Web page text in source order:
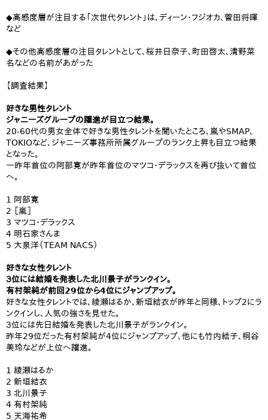
◆高感度層が注目する「次世代タレント」は、ディーン・フジオカ、菅田将暉
など
◆その他高感度層の注目タレントとして、桜井日奈子、町田啓太、清野菜
名などの名前があがった
【調査結果】
好きな男性タレント
ジャニーズグループの躍進が目立つ結果。
20-60代の男女全体で好きな男性タレントを聞いたところ、嵐やSMAP、
TOKIOなど、ジャニーズ事務所所属グループのランク上昇も目立つ結果
となった。
一昨年首位の阿部寛が昨年首位のマツコ・デラックスを再び抜いて首位
へ。
1 阿部寛
2 ［嵐］
3 マツコ・デラックス
4 明石家さんま
5 大泉洋（TEAM NACS）
好きな女性タレント
３位には結婚を発表した北川景子がランクイン。
有村架純が前回29位から4位にジャンプアップ。
好きな女性タレントでは、綾瀬はるか、新垣結衣が昨年と同様、トップ2にラ
ンクインし、人気の強さを見せた。
３位には先日結婚を発表した北川景子がランクイン。
昨年29位だった有村架純が4位にジャンプアップ、他にも竹内結子、桐谷
美玲などが上位へ躍進。
1 綾瀬はるか
2 新垣結衣
3 北川景子
4 有村架純
5 天海祐希